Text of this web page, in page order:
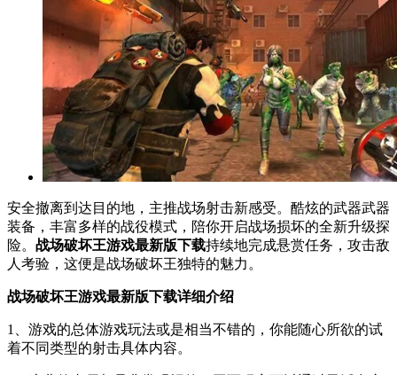
安全撤离到达目的地，主推战场射击新感受。酷炫的武器武器
装备，丰富多样的战役模式，陪你开启战场损坏的全新升级探
险。 战场破坏王游戏最新版下载持续地完成悬赏任务，攻击敌
人考验，这便是战场破坏王独特的魅力。
战场破坏王游戏最新版下载详细介绍
1、游戏的总体游戏玩法或是相当不错的，你能随心所欲的试
着不同类型的射击具体内容。